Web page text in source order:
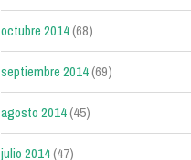
octubre 2014(68)
septiembre 2014(69)
agosto 2014(45)
julio 2014(47)